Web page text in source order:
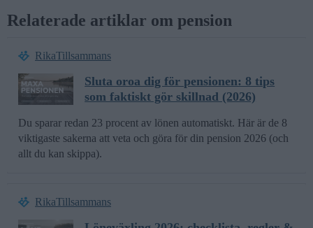
Relaterade artiklar om pension
RikaTillsammans
Sluta oroa dig för pensionen: 8 tips
som faktiskt gör skillnad (2026)
Du sparar redan 23 procent av lönen automatiskt. Här är de 8
viktigaste sakerna att veta och göra för din pension 2026 (och
allt du kan skippa).
RikaTillsammans